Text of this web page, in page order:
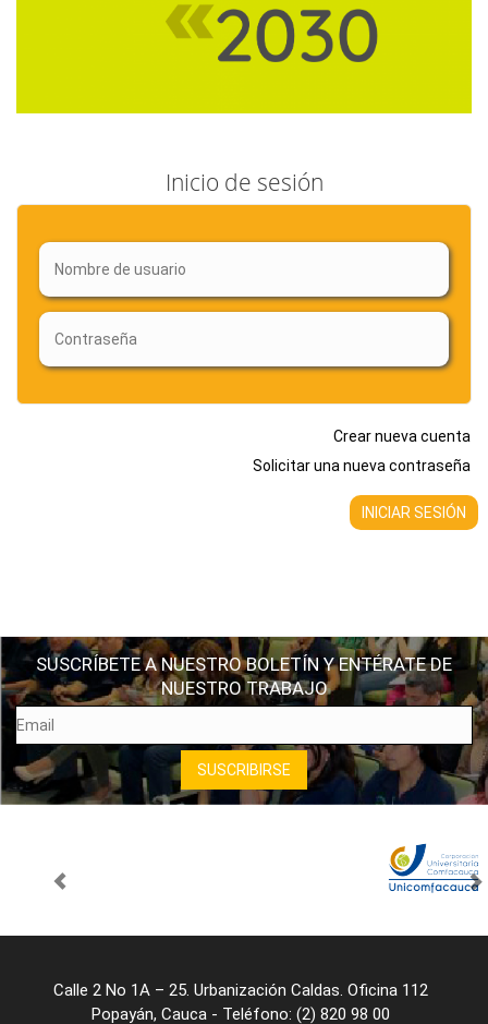
Inicio de sesión
Crear nueva cuenta
Solicitar una nueva contraseña
SUSCRÍBETE A NUESTRO BOLETÍN Y ENTÉRATE DE
NUESTRO TRABAJO
Calle 2 No 1A – 25. Urbanización Caldas. Oficina 112
Popayán, Cauca - Teléfono: (2) 820 98 00